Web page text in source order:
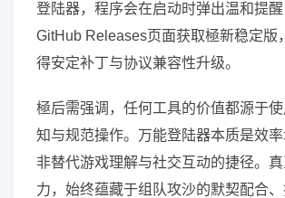
登陆器，程序会在启动时弹出温和提
GitHub Releases页面获取極新稳定版
得安定补丁与协议兼容性升级。
極后需强调，任何工具的价值都源于
知与规范操作。万能登陆器本质是效
非替代游戏理解与社交互动的捷径。
力，始终蕴藏于组队攻沙的默契配合